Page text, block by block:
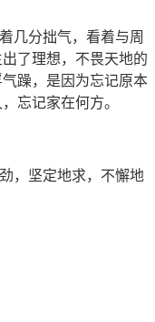
分拙气，看着与周
了理想，不畏天地的
躁，是因为忘记原本
忘记家在何方。
，坚定地求，不懈地